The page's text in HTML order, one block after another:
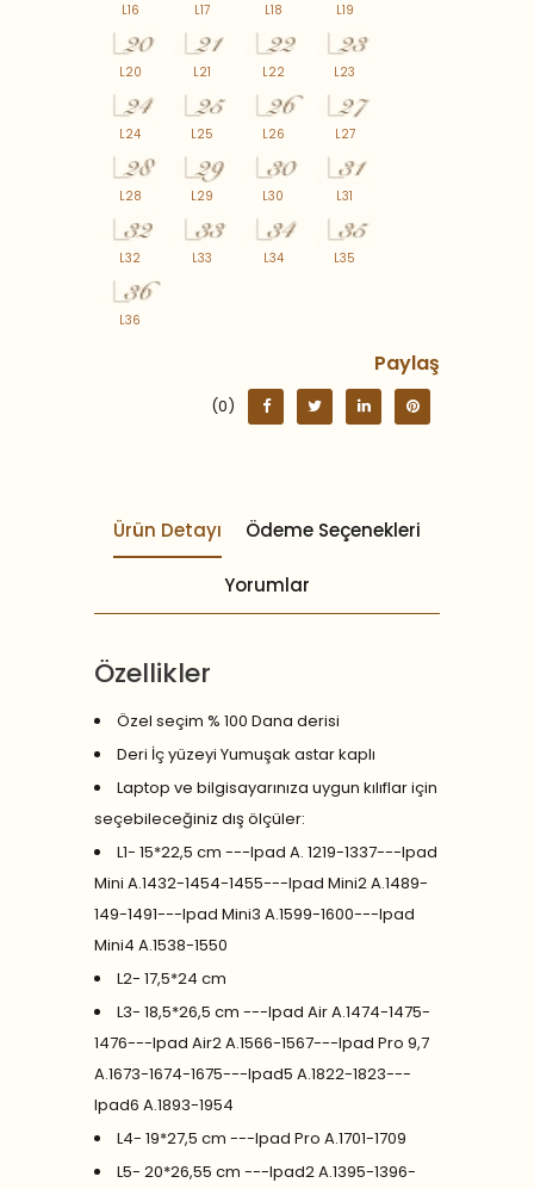
L16 L17 L18 L19
L20 L21 L22 L23
L24 L25 L26 L27
L28 L29 L30 L31
L32 L33 L34 L35
L36
Paylaş
(0)
Ürün Detayı Ödeme Seçenekleri
Yorumlar
Özellikler
Özel seçim % 100 Dana derisi
Deri İç yüzeyi Yumuşak astar kaplı
Laptop ve bilgisayarınıza uygun kılıflar için
seçebileceğiniz dış ölçüler:
L1- 15*22,5 cm ---Ipad A. 1219-1337---Ipad
Mini A.1432-1454-1455---Ipad Mini2 A.1489-
149-1491---Ipad Mini3 A.1599-1600---Ipad
Mini4 A.1538-1550
L2- 17,5*24 cm
L3- 18,5*26,5 cm ---Ipad Air A.1474-1475-
1476---Ipad Air2 A.1566-1567---Ipad Pro 9,7
A.1673-1674-1675---Ipad5 A.1822-1823---
Ipad6 A.1893-1954
L4- 19*27,5 cm ---Ipad Pro A.1701-1709
L5- 20*26,55 cm ---Ipad2 A.1395-1396-